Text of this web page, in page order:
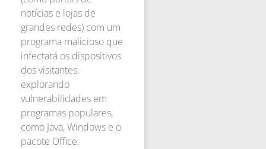
notícias e lojas de
grandes redes) com um
programa malicioso que
infectará os dispositivos
dos visitantes,
explorando
vulnerabilidades em
programas populares,
como Java, Windows e o
pacote Office.